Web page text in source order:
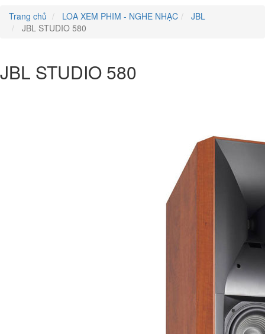
Trang chủ
LOA XEM PHIM - NGHE NHẠC
JBL
JBL STUDIO 580
JBL STUDIO 580